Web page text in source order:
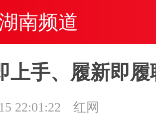
南频道
上手、履新即
22:01:22
红网